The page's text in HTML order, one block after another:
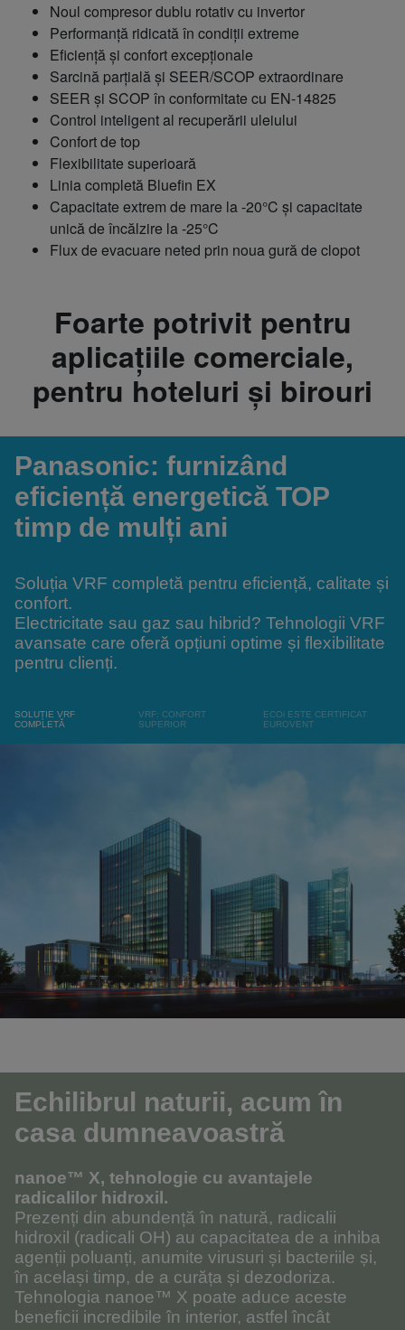
Noul compresor dublu rotativ cu invertor
Performanță ridicată în condiții extreme
Eficiență și confort excepționale
Sarcină parțială și SEER/SCOP extraordinare
SEER și SCOP în conformitate cu EN-14825
Control inteligent al recuperării uleiului
Confort de top
Flexibilitate superioară
Linia completă Bluefin EX
Capacitate extrem de mare la -20°C și capacitate
unică de încălzire la -25°C
Flux de evacuare neted prin noua gură de clopot
Foarte potrivit pentru
aplicațiile comerciale,
pentru hoteluri și birouri
Panasonic: furnizând
eficiență energetică TOP
timp de mulți ani
Soluția VRF completă pentru eficiență, calitate și
confort.
Electricitate sau gaz sau hibrid? Tehnologii VRF
avansate care oferă opțiuni optime și flexibilitate
pentru clienți.
SOLUȚIE VRF
COMPLETĂ
VRF: CONFORT
SUPERIOR
ECOi ESTE CERTIFICAT
EUROVENT
Echilibrul naturii, acum în
casa dumneavoastră
nanoe™ X, tehnologie cu avantajele
radicalilor hidroxil.
Prezenți din abundență în natură, radicalii
hidroxil (radicali OH) au capacitatea de a inhiba
agenții poluanți, anumite virusuri și bacteriile și,
în același timp, de a curăța și dezodoriza.
Tehnologia nanoe™ X poate aduce aceste
beneficii incredibile în interior, astfel încât